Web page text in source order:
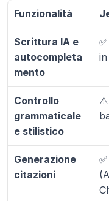
Funzionalità
Scrittura IA e
autocompleta
mento
Controllo
grammaticale
e stilistico
⚠️
Generazione
citazioni